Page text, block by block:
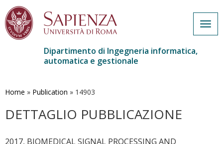
contenuto
Dipartimento di Ingegneria informatica,
automatica e gestionale
Home » Publication » 14903
DETTAGLIO PUBBLICAZIONE
2017, BIOMEDICAL SIGNAL PROCESSING AND